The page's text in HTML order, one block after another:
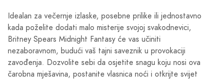
Idealan za večernje izlaske, posebne prilike ili jednostavno
kada poželite dodati malo misterije svojoj svakodnevici,
Britney Spears Midnight Fantasy će vas učiniti
nezaboravnom, budući vaš tajni saveznik u provokaciji
zavođenja. Dozvolite sebi da osjetite snagu koju nosi ova
čarobna mješavina, postanite vlasnica noći i otkrijte svijet